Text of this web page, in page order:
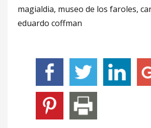
magialdia, museo de los faroles,
eduardo coffman